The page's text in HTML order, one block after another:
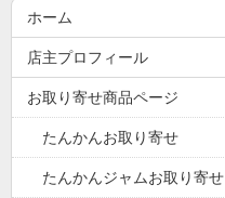
ホーム
店主プロフィール
お取り寄せ商品ページ
たんかんお取り寄せ
たんかんジャムお取り寄せ